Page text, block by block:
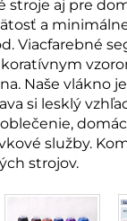
stroje aj pre
a
Viacfarebné
Naše vlákno
si lesklý
služby.
strojov.